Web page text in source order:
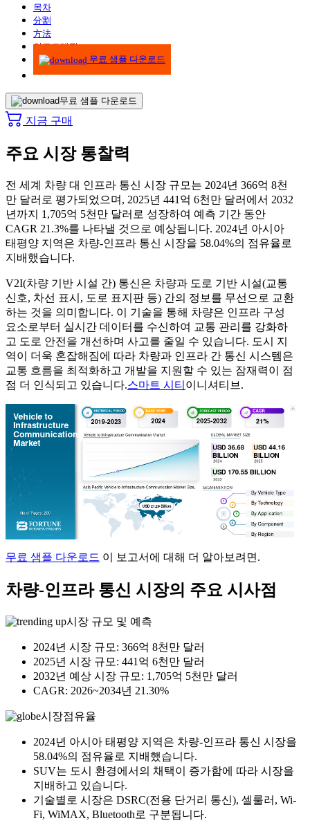
목차
分割
方法
인포그래픽
무료 샘플 다운로드
무료 샘플 다운로드
지금 구매
주요 시장 통찰력
전 세계 차량 대 인프라 통신 시장 규모는 2024년 366억 8천
만 달러로 평가되었으며, 2025년 441억 6천만 달러에서 2032
년까지 1,705억 5천만 달러로 성장하여 예측 기간 동안
CAGR 21.3%를 나타낼 것으로 예상됩니다. 2024년 아시아
태평양 지역은 차량-인프라 통신 시장을 58.04%의 점유율로
지배했습니다.
V2I(차량 기반 시설 간) 통신은 차량과 도로 기반 시설(교통
신호, 차선 표시, 도로 표지판 등) 간의 정보를 무선으로 교환
하는 것을 의미합니다. 이 기술을 통해 차량은 인프라 구성
요소로부터 실시간 데이터를 수신하여 교통 관리를 강화하
고 도로 안전을 개선하며 사고를 줄일 수 있습니다. 도시 지
역이 더욱 혼잡해짐에 따라 차량과 인프라 간 통신 시스템은
교통 흐름을 최적화하고 개발을 지원할 수 있는 잠재력이 점
점 더 인식되고 있습니다.스마트 시티 이니셔티브.
무료 샘플 다운로드 이 보고서에 대해 더 알아보려면.
차량-인프라 통신 시장의 주요 시사점
시장 규모 및 예측
2024년 시장 규모: 366억 8천만 달러
2025년 시장 규모: 441억 6천만 달러
2032년 예상 시장 규모: 1,705억 5천만 달러
CAGR: 2026~2034년 21.30%
시장점유율
2024년 아시아 태평양 지역은 차량-인프라 통신 시장을
58.04%의 점유율로 지배했습니다.
SUV는 도시 환경에서의 채택이 증가함에 따라 시장을
지배하고 있습니다.
기술별로 시장은 DSRC(전용 단거리 통신), 셀룰러, Wi-
Fi, WiMAX, Bluetooth로 구분됩니다.